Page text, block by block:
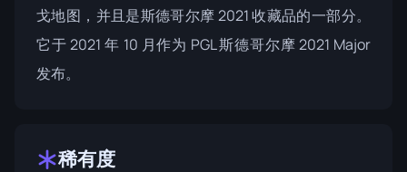
戈地图，并且是斯德哥尔摩 2021 收藏品的一部分。
它于 2021 年 10 月作为 PGL 斯德哥尔摩 2021 Major
发布。
稀有度